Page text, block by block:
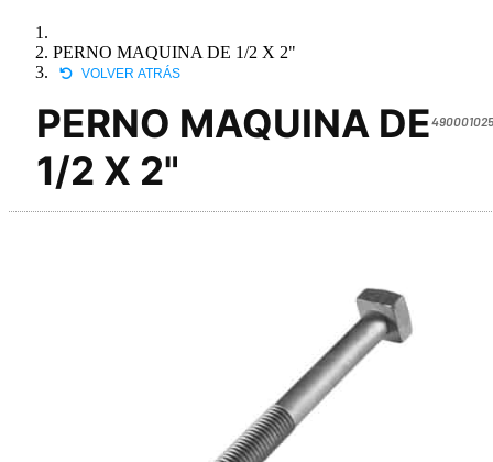
PERNO MAQUINA DE 1/2 X 2"
VOLVER ATRÁS
PERNO MAQUINA DE
1/2 X 2"